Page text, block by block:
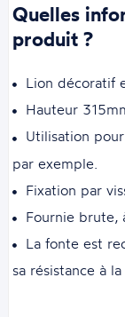
Quelles
produit ?
Lion décoratif
Hauteur
Utilisation
par exemple.
Fixation par
Fournie brute,
La fonte est
sa résistance à la